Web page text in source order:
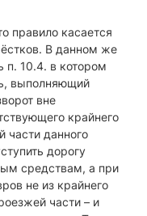
правило касается
В данном же
п. 10.4. в котором
выполняющий
вне
крайнего
части данного
дорогу
средствам, а при
не из крайнего
части – и